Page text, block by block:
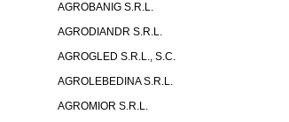
AGROBANIG S.R.L.
AGRODIANDR S.R.L.
AGROGLED S.R.L., S.C.
AGROLEBEDINA S.R.L.
AGROMIOR S.R.L.